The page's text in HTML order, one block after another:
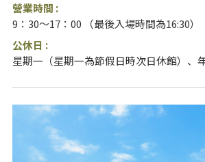
營業時間 :
9：30～17：00 （最後入場時間為16:30）
公休日 :
星期一（星期一為節假日時次日休館）、